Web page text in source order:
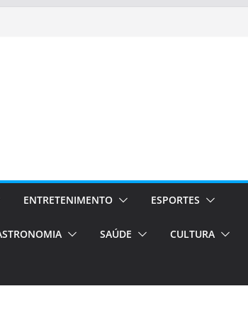
ENTRETENIMENTO ESPORTES
SAÚDE CULTURA